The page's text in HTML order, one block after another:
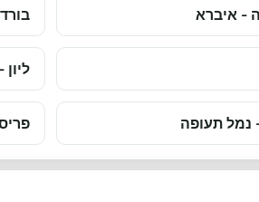
- איברא
נמל תעופה